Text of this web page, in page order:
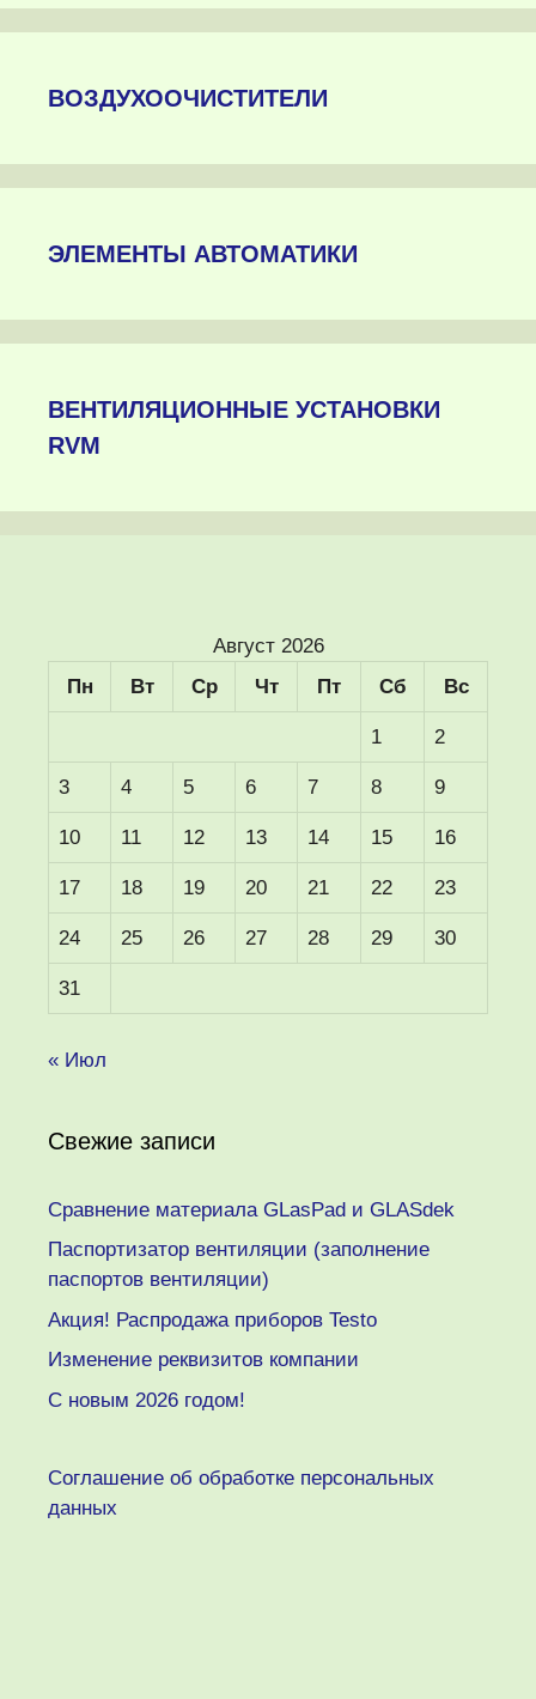
ВОЗДУХООЧИСТИТЕЛИ
ЭЛЕМЕНТЫ АВТОМАТИКИ
ВЕНТИЛЯЦИОННЫЕ УСТАНОВКИ
RVM
Август 2026
Пн
Вт Ср Чт Пт Сб Вс
1 2
3 4 5 6 7 8 9
10 11 12 13 14 15 16
17 18 19 20 21 22 23
24 25 26 27 28 29 30
31
« Июл
Свежие записи
Сравнение материала GLasPad и GLASdek
Паспортизатор вентиляции (заполнение
паспортов вентиляции)
Акция! Распродажа приборов Testo
Изменение реквизитов компании
C новым 2026 годом!
Соглашение об обработке персональных
данных